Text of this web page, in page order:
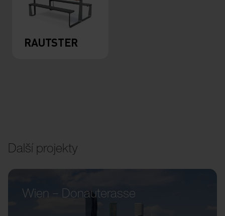
RAUTSTER
Další projekty
Wien – Donauterasse